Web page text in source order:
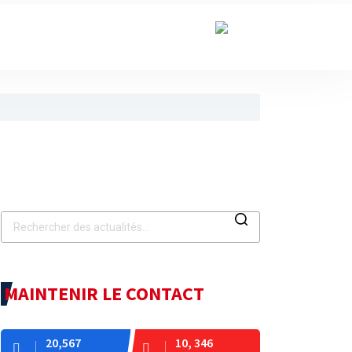
MAINTENIR LE CONTACT
20,567 10, 346